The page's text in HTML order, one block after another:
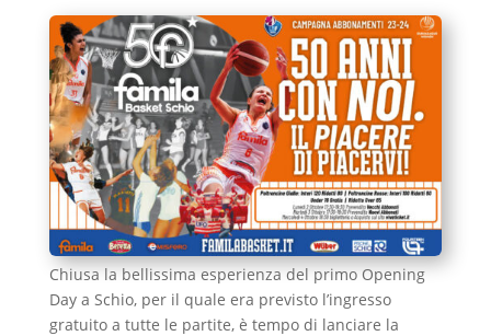
Chiusa la bellissima esperienza del primo Opening
Day a Schio, per il quale era previsto l’ingresso
gratuito a tutte le partite, è tempo di lanciare la